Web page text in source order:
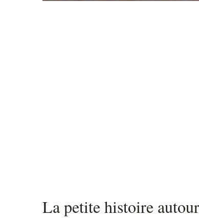
La petite histoire